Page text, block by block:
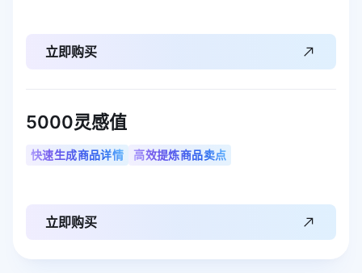
立即购买
5000灵感值
快速生成商品详情 高效提炼商品卖点
立即购买